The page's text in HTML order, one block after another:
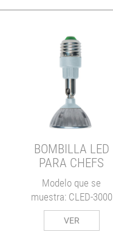
BOMBILLA LED
PARA CHEFS
Modelo que se
muestra: CLED-3000
VER